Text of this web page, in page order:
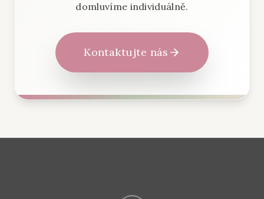
domluvíme individuálně.
Kontaktujte nás